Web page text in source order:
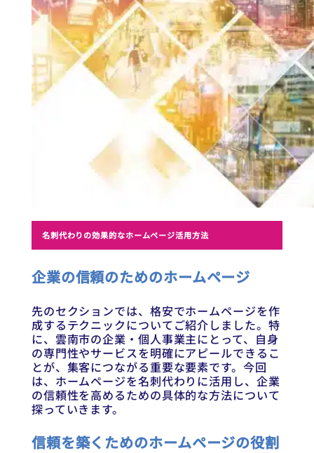
名刺代わりの効果的なホームページ活用方法
企業の信頼のためのホームページ
先のセクションでは、格安でホームページを作
成するテクニックについてご紹介しました。特
に、雲南市の企業・個人事業主にとって、自身
の専門性やサービスを明確にアピールできるこ
とが、集客につながる重要な要素です。今回
は、ホームページを名刺代わりに活用し、企業
の信頼性を高めるための具体的な方法について
探っていきます。
信頼を築くためのホームページの役割